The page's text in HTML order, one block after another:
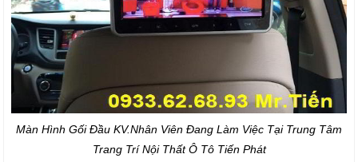
Màn Hình Gối Đầu KV.Nhân Viên Đang Làm Việc Tại Trung Tâm
Trang Trí Nội Thất Ô Tô Tiến Phát